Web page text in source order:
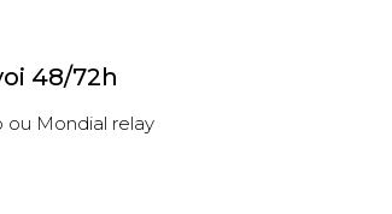
48/72h
ou Mondial relay